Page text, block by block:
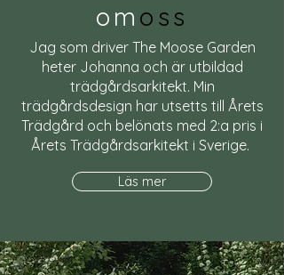
om oss
Jag som driver The Moose Garden
heter Johanna och är utbildad
trädgårdsarkitekt. Min
trädgårdsdesign har utsetts till Årets
Trädgård och belönats med 2:a pris i
Årets Trädgårdsarkitekt i Sverige.
Läs mer